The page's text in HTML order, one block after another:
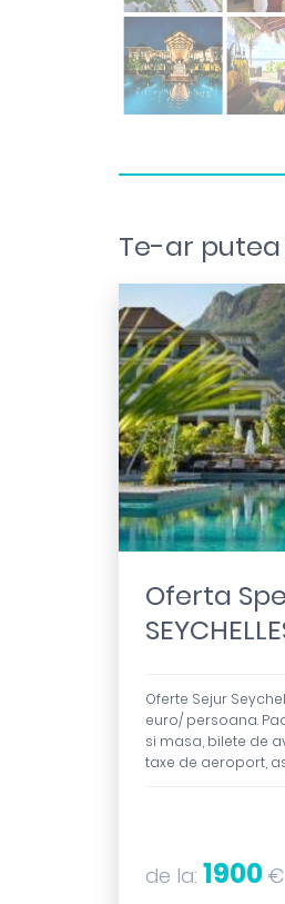
Te-ar
Oferta
Oferte Sejur
euro/ persoana.
si masa, bilete de
taxe de aeroport,
de la: 1900 €